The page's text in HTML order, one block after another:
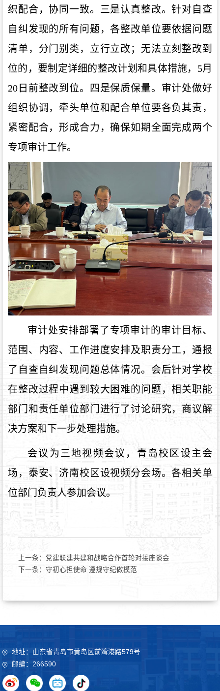
织配合，协同一致。三是认真整改。针对自查
自纠发现的所有问题，各整改单位要依据问题
清单，分门别类，立行立改；无法立刻整改到
位的，要制定详细的整改计划和具体措施， 5月
20 日前整改到位。四是保质保量。审计处做好
组织协调，牵头单位和配合单位要各负其责，
紧密配合，形成合力，确保如期全面完成两个
专项审计工作。
审计处安排部署了专项审计的审计目标、
范围、内容、工作进度安排及职责分工，通报
了自查自纠发现问题总体情况。会后针对学校
在整改过程中遇到较大困难的问题，相关职能
部门和责任单位部门进行了讨论研究，商议解
决方案和下一步处理措施。
会议为三地视频会议，青岛校区设主会
场，泰安、济南校区设视频分会场。各相关单
位部门负责人参加会议。
上一条： 党建联建共建和战略合作首轮对接座谈会
下一条： 守初心担使命 遵规守纪做模范
地址：山东省青岛市黄岛区前湾港路579号
邮编：266590